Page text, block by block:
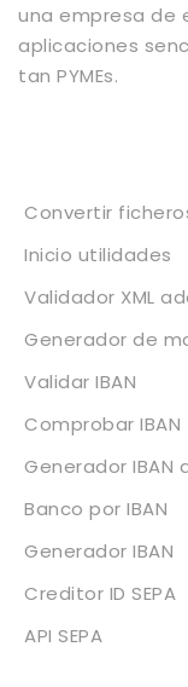
una empresa de
aplicaciones
tan PYMEs.
Convertir
Inicio utilidades
Validador XML
Generador de
Validar IBAN
Comprobar IBAN
Generador IBAN
Banco por IBAN
Generador IBAN
Creditor ID SEPA
API SEPA